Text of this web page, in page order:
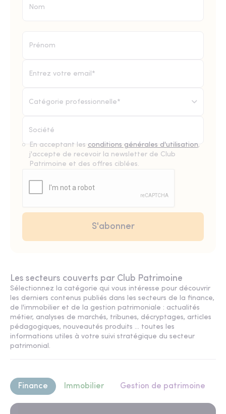
Catégorie professionnelle*
En acceptant les conditions générales d'utilisation,
j'accepte de recevoir la newsletter de Club
Patrimoine et des offres ciblées.
Les secteurs couverts par Club Patrimoine
Sélectionnez la catégorie qui vous intéresse pour découvrir
les derniers contenus publiés dans les secteurs de la finance,
de l'immobilier et de la gestion patrimoniale : actualités
métier, analyses de marchés, tribunes, décryptages, articles
pédagogiques, nouveautés produits ... toutes les
informations utiles à votre suivi stratégique du secteur
patrimonial.
Finance Immobilier Gestion de patrimoine